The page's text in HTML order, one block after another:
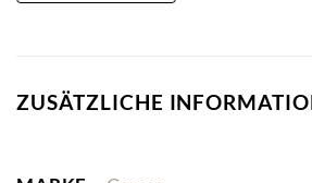
ZUSÄTZLICHE